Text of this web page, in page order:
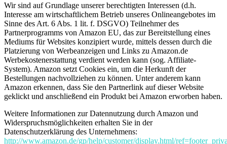
Wir sind auf Grundlage unserer berechtigten Interessen (d.h.
Interesse am wirtschaftlichem Betrieb unseres Onlineangebotes im
Sinne des Art. 6 Abs. 1 lit. f. DSGVO) Teilnehmer des
Partnerprogramms von Amazon EU, das zur Bereitstellung eines
Mediums für Websites konzipiert wurde, mittels dessen durch die
Platzierung von Werbeanzeigen und Links zu Amazon.de
Werbekostenerstattung verdient werden kann (sog. Affiliate-
System). Amazon setzt Cookies ein, um die Herkunft der
Bestellungen nachvollziehen zu können. Unter anderem kann
Amazon erkennen, dass Sie den Partnerlink auf dieser Website
geklickt und anschließend ein Produkt bei Amazon erworben haben.
Weitere Informationen zur Datennutzung durch Amazon und
Widerspruchsmöglichkeiten erhalten Sie in der
Datenschutzerklärung des Unternehmens:
http://www.amazon.de/gp/help/customer/display.html/